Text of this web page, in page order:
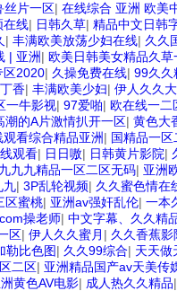
在线观看 中文无码一区二区
文字幕 99久久久无码国产精
频一区二区 欧美黄3级网站
亚洲色情小说电影综合区
三区 国产三级片久久精品
亚洲成人中文有码在线 啪啪
国产亚洲av麻豆 五月天婷
美日韩国产精品一级 欧美系
图片 无码日韩逼紧 亚洲精品
熟人中文字幕一区二区 日
线 麻豆久久久91 夜夜操天
久久久久久一级黄色片美女
情91 欧美特黄一级视频18
AA久久久久免费看 国产传
费线 亚洲无码国产乱码精
丝片一区| 在线综合 亚洲 欧美
在线| 日韩久草| 精品中文日韩
| 丰满欧美放荡少妇在线| 久久
| 亚洲| 欧美日韩美女精品久
区2020| 久操免费在线| 99久久
香| 丰满欧美少妇| 伊人久久
一牛影视| 97爱啪| 欧在线一二
潮的A片激情扒开一区| 黄色大
观看综合精品亚洲| 国精品一区
观看| 日日嗷| 日韩黄片影院|
九九九精品一区二区无码| 亚洲
九| 3P乱轮视频| 久久蜜色情在
区蜜桃| 亚洲av强奸乱伦| 一本
操老师| 中文字幕、久久精
区| 伊人久久蜜月 | 久久香蕉影
勒比色图| 久久99综合| 天天做
二区| 亚洲精品国产av天美传
黄色AV电影| 成人热久久精品